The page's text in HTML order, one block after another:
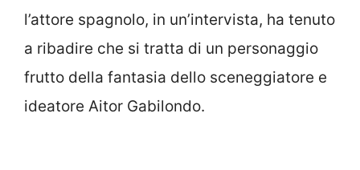
l’attore spagnolo, in un’intervista, ha tenuto
a ribadire che si tratta di un personaggio
frutto della fantasia dello sceneggiatore e
ideatore Aitor Gabilondo.